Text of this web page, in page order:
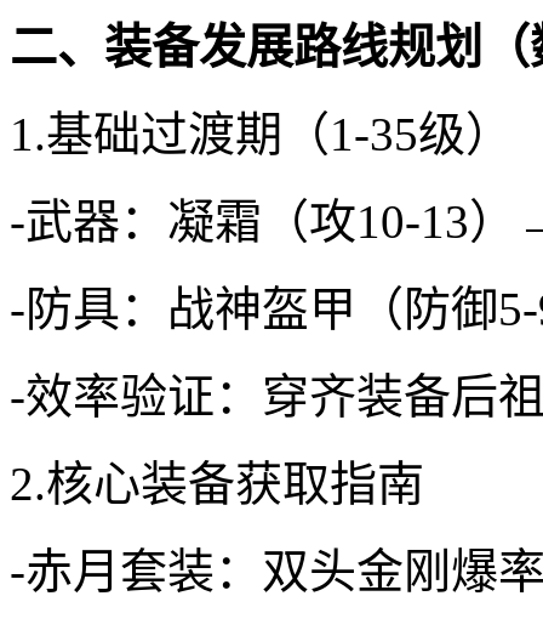
二、装备发展路线规划
1.基础过渡期（1-35级）
-武器：凝霜（攻10-13
-防具：战神盔甲（防御
-效率验证：穿齐装备后
2.核心装备获取指南
-赤月套装：双头金刚爆